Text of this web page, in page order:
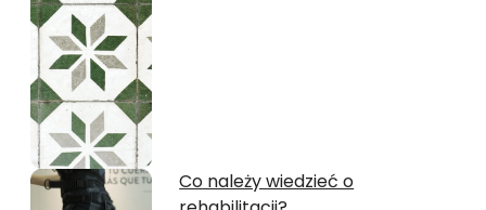
Co należy wiedzieć o